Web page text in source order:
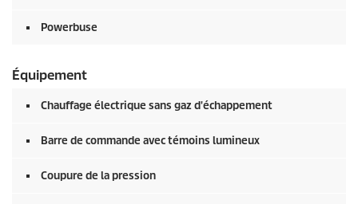
Powerbuse
Équipement
Chauffage électrique sans gaz d'échappement
Barre de commande avec témoins lumineux
Coupure de la pression